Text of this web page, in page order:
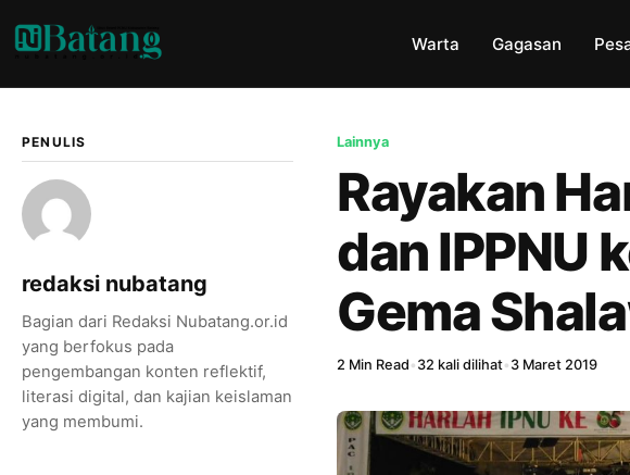
Warta Gagasan
PENULIS
redaksi nubatang
Bagian dari Redaksi Nubatang.or.id
yang berfokus pada
pengembangan konten reflektif,
literasi digital, dan kajian keislaman
yang membumi.
Lainnya
Rayakan
dan IPPNU
Gema
2 Min Read • 32 kali dilihat• 3 Maret 2019